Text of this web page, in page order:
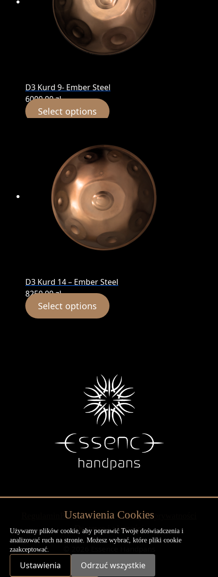
D3 Kurd 9- Ember Steel
6000,00zł
Select options
D3 Kurd 14 – Ember Steel
8250,00zł
Select options
Polityka zwrotówPolityka prywatności
Dostawa i płatności
Ustawienia Cookies
Używamy plików cookie, aby poprawić Twoje doświadczenia i
analizować ruch na stronie. Możesz wybrać, które pliki cookie
zaakceptować.
Ustawienia Odrzuć wszystkie